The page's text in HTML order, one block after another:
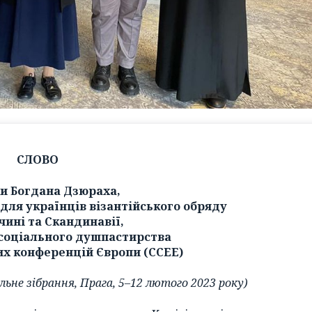
СЛОВО
Богдана Дзюраха,
українців візантійського обряду
та Скандинавії,
душпастирства
конференцій Європи (ССЕЕ)
зібрання, Прага, 5–12 лютого 2023 року)